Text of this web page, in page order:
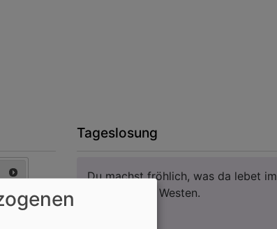
So
Tageslosung
Du machst fröhlich, was da lebet im
Osten wie im Westen.